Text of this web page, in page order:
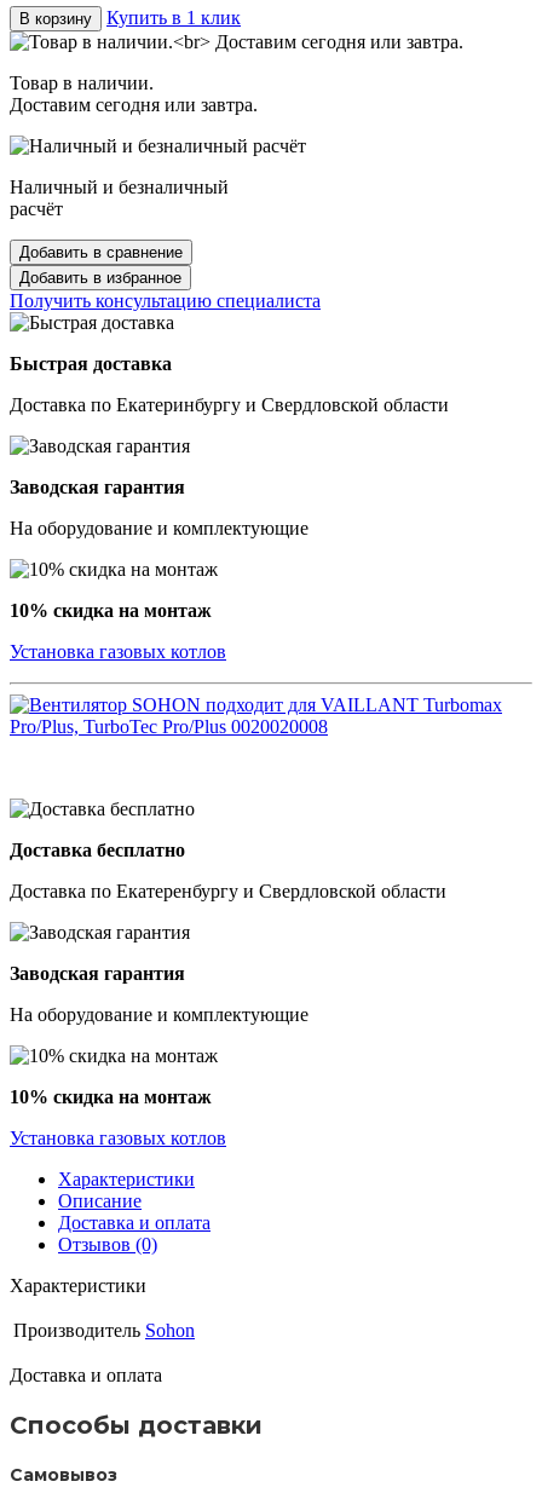
В корзину Купить в 1 клик
Товар в наличии.
Доставим сегодня или завтра.
Наличный и безналичный
расчёт
Добавить в сравнение
Добавить в избранное
Получить консультацию специалиста
Быстрая доставка
Доставка по Екатеринбургу и Свердловской области
Заводская гарантия
На оборудование и комплектующие
10% скидка на монтаж
Установка газовых котлов
Доставка бесплатно
Доставка по Екатеренбургу и Свердловской области
Заводская гарантия
На оборудование и комплектующие
10% скидка на монтаж
Установка газовых котлов
Характеристики
Описание
Доставка и оплата
Отзывов (0)
Характеристики
Производитель Sohon
Доставка и оплата
Способы доставки
Самовывоз